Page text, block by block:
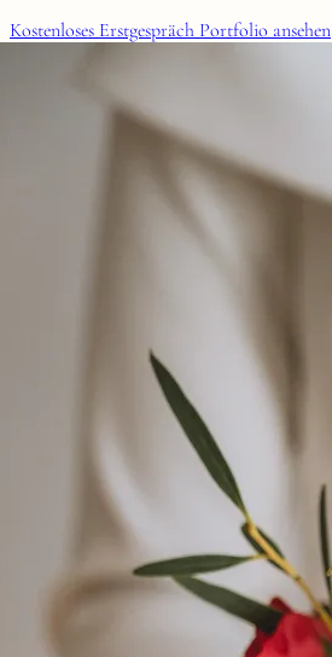
Kostenloses Erstgespräch Portfolio ansehen